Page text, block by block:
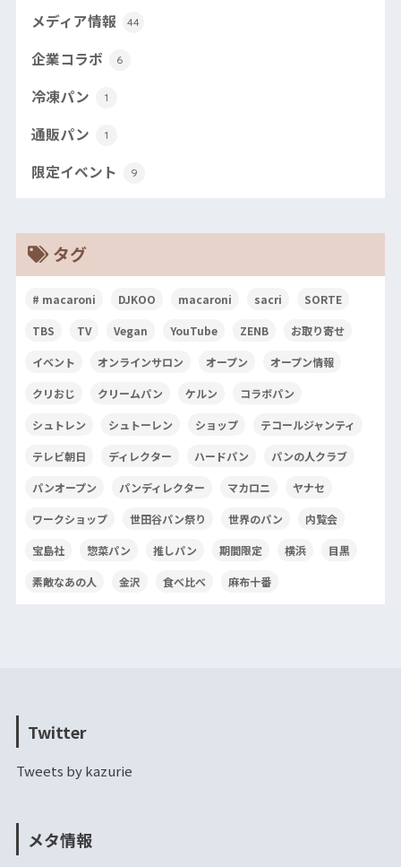
メディア情報 44
企業コラボ 6
冷凍パン 1
通販パン 1
限定イベント 9
タグ
# macaroni DJKOO macaroni sacri SORTE
TBS TV Vegan YouTube ZENB お取り寄せ
イベント オンラインサロン オープン オープン情報
クリおじ クリームパン ケルン コラボパン
シュトレン シュトーレン ショップ テコールジャンティ
テレビ朝日 ディレクター ハードパン パンの人クラブ
パンオープン パンディレクター マカロニ ヤナセ
ワークショップ 世田谷パン祭り 世界のパン 内覧会
宝島社 惣菜パン 推しパン 期間限定 横浜 目黒
素敵なあの人 金沢 食べ比べ 麻布十番
Twitter
Tweets by kazurie
メタ情報